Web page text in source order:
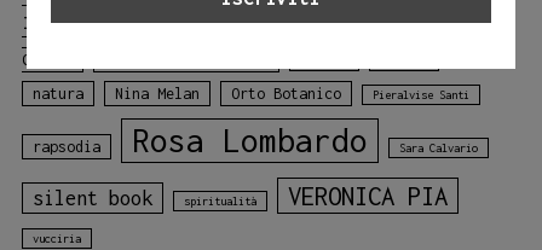
illustrato
libro sui colori mare
Mariagiulia
Colace
natura Nina Melan Orto Botanico Pieralvise Santi
rapsodia Rosa Lombardo Sara Calvario
silent book spiritualità VERONICA PIA
vucciria